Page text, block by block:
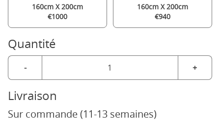
160cm X 200cm
€1000
160cm X 200cm
€940
Quantité
- +
Livraison
Sur commande (11-13 semaines)